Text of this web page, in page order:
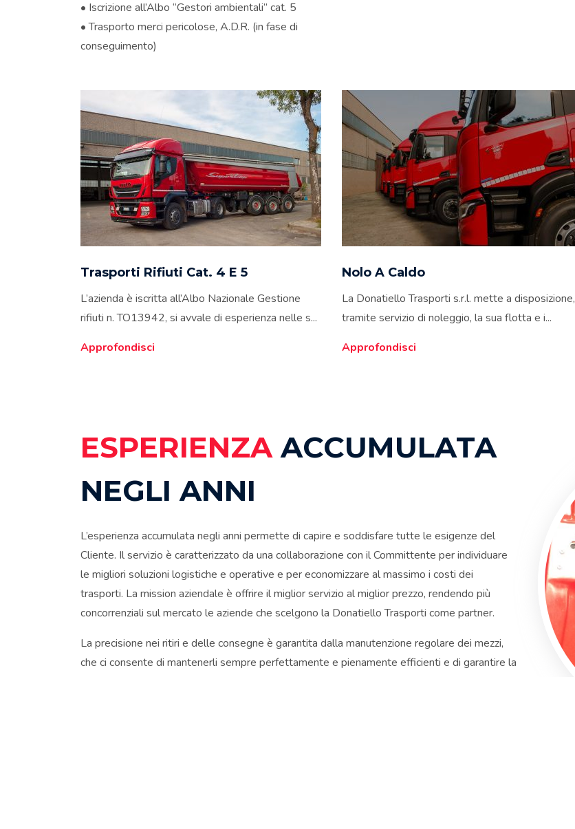
• Iscrizione all’Albo “Gestori ambientali” cat. 5
• Trasporto merci pericolose, A.D.R. (in fase di
conseguimento)
Trasporti Rifiuti Cat. 4 E 5
L’azienda è iscritta all’Albo Nazionale Gestione
rifiuti n. TO13942, si avvale di esperienza nelle s...
Approfondisci
Nolo A Caldo
La Donatiello Trasporti s.r.l. mette a disposizione,
tramite servizio di noleggio, la sua flotta e i...
Approfondisci
ESPERIENZAACCUMULATA
NEGLI ANNI
L’esperienza accumulata negli anni permette di capire e soddisfare tutte le esigenze del
Cliente. Il servizio è caratterizzato da una collaborazione con il Committente per individuare
le migliori soluzioni logistiche e operative e per economizzare al massimo i costi dei
trasporti. La mission aziendale è offrire il miglior servizio al miglior prezzo, rendendo più
concorrenziali sul mercato le aziende che scelgono la Donatiello Trasporti come partner.
La precisione nei ritiri e delle consegne è garantita dalla manutenzione regolare dei mezzi,
che ci consente di mantenerli sempre perfettamente e pienamente efficienti e di garantire la